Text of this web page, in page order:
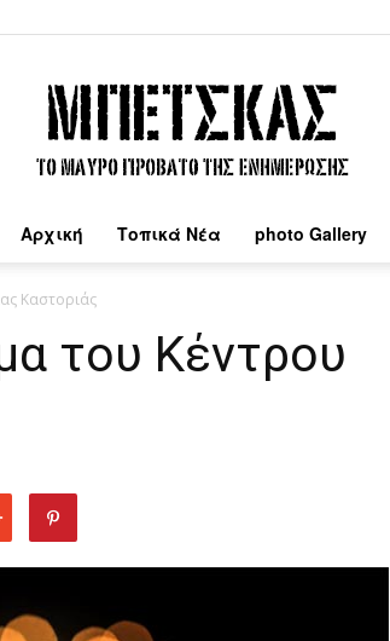
Αρχική Τοπικά Νέα photo Gallery
Καστοριάς
του Κέντρου